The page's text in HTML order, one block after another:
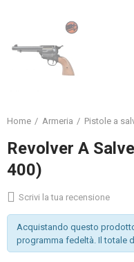
Home Armeria Pistole a
Revolver A
400)
Scrivi la tua recensione
Acquistando questo
programma fedeltà. Il totale